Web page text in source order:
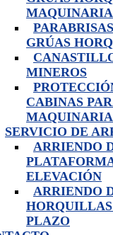
GRÚAS
MINEROS
CABINAS
SERVICIO DE
ARRIENDO
ELEVACIÓN
ARRIENDO
PLAZO